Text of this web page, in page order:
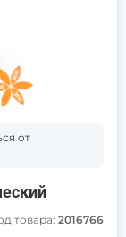
от
товара: 2016766